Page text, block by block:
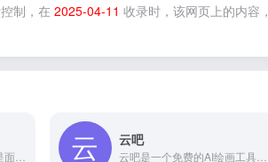
制，在 2025-04-11 收录时，该网页上的内容，
云吧